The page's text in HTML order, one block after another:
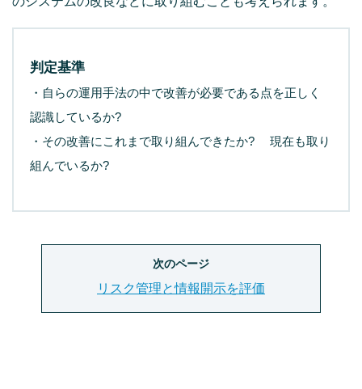
判定基準
・自らの運用手法の中で改善が必要である点を正しく
認識しているか?
・その改善にこれまで取り組んできたか? 現在も取り
組んでいるか?
次のページ
リスク管理と情報開示を評価